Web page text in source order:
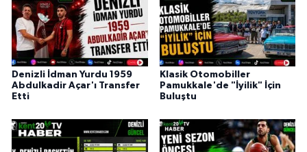
Denizli İdman Yurdu 1959
Abdulkadir Açar'ı Transfer
Etti
Klasik Otomobiller
Pamukkale'de "İyilik" İçin
Buluştu